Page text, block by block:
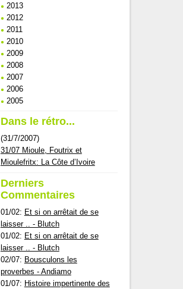
2013
2012
2011
2010
2009
2008
2007
2006
2005
Dans le rétro...
(31/7/2007)
31/07 Mioule, Foutrix et
Mioulefritx: La Côte d’Ivoire
Derniers
Commentaires
01/02: Et si on arrêtait de se
laisser .. - Blutch
01/02: Et si on arrêtait de se
laisser .. - Blutch
02/07: Bousculons les
proverbes - Andiamo
01/07: Histoire impertinente des